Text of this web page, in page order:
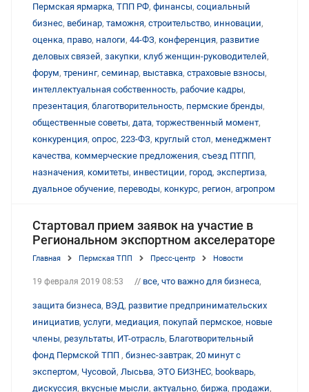
Пермская ярмарка, ТПП РФ, финансы, социальный
бизнес, вебинар, таможня, строительство, инновации,
оценка, право, налоги, 44-ФЗ, конференция, развитие
деловых связей, закупки, клуб женщин-руководителей,
форум, тренинг, семинар, выставка, страховые взносы,
интеллектуальная собственность, рабочие кадры,
презентация, благотворительность, пермские бренды,
общественные советы, дата, торжественный момент,
конкуренция, опрос, 223-ФЗ, круглый стол, менеджмент
качества, коммерческие предложения, съезд ПТПП,
назначения, комитеты, инвестиции, город, экспертиза,
дуальное обучение, переводы, конкурс, регион, агропром
Стартовал прием заявок на участие в
Региональном экспортном акселераторе
Главная Пермская ТПП Пресс-центр Новости
19 февраля 2019 08:53 // все, что важно для бизнеса,
защита бизнеса, ВЭД, развитие предпринимательских
инициатив, услуги, медиация, покупай пермское, новые
члены, результаты, ИТ-отрасль, Благотворительный
фонд Пермской ТПП , бизнес-завтрак, 20 минут с
экспертом, Чусовой, Лысьва, ЭТО БИЗНЕС, bookварь,
дискуссия, вкусные мысли, актуально, биржа, продажи,